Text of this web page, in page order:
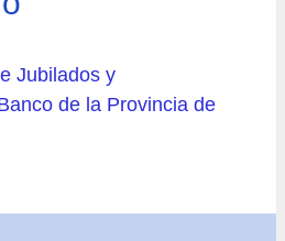
Jubilados y
de la Provincia de